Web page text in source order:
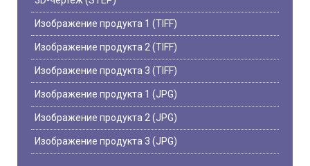
Изображение продукта 1 (TIFF)
Изображение продукта 2 (TIFF)
Изображение продукта 3 (TIFF)
Изображение продукта 1 (JPG)
Изображение продукта 2 (JPG)
Изображение продукта 3 (JPG)